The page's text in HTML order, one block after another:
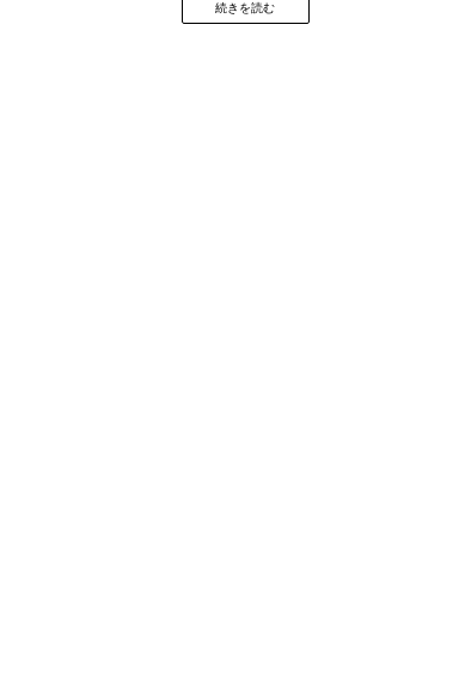
続きを読む